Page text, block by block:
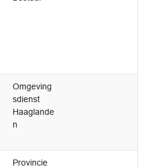
Omgeving
sdienst
Haaglande
n
Provincie